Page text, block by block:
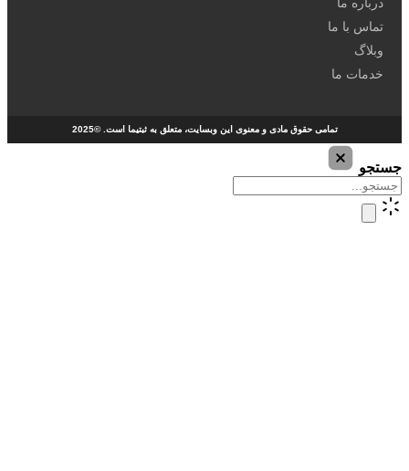
تمامی حقوق مادی و معنوی این وبسایت، متعلق به ثبتیما است. ©2025